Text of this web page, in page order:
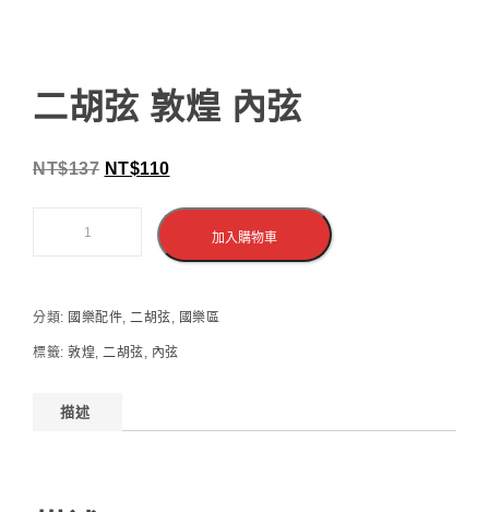
二胡弦 敦煌 內弦
NT$137 NT$110
加入購物車
分類: 國樂配件, 二胡弦, 國樂區
標籤: 敦煌, 二胡弦, 內弦
描述